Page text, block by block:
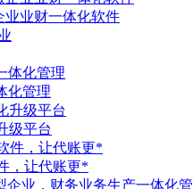
业业财一体化软件
化管理
级平台
，让代账更*